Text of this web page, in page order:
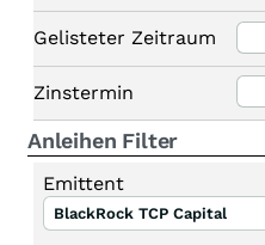
Gelisteter Zeitraum
Zinstermin
Anleihen Filter
Emittent
BlackRock TCP Capital